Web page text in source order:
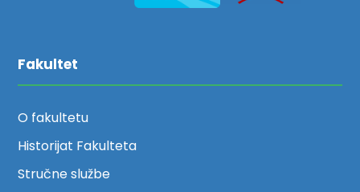
Fakultet
O fakultetu
Historijat Fakulteta
Stručne službe